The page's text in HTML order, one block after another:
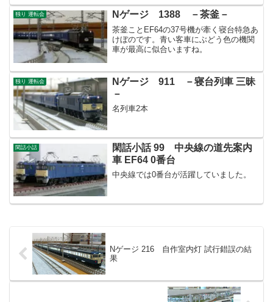
独り 運転会 Nゲージ 1388 －茶釜－
茶釜ことEF64の37号機が牽く寝台特急あ
けぼのです。青い客車にぶどう色の機関
車が最高に似合いますね。
独り 運転会
Nゲージ 911 －寝台列車 三昧
－
名列車2本
閑話小話
閑話小話 99 中央線の道先案内
車 EF64 0番台
中央線では0番台が活躍していました。
Nゲージ 216 自作室内灯 試行錯誤の結
果